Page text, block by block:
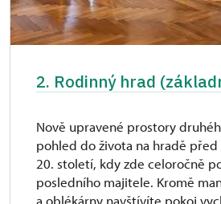
2. Rodinný hrad
Nově upravené prostory
pohled do života na hradě
20. století, kdy zde celoročně
posledního majitele. Kromě